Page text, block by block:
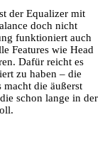
der Equalizer mit
doch nicht
funktioniert auch
Features wie Head
Dafür reicht es
zu haben – die
die äußerst
schon lange in der